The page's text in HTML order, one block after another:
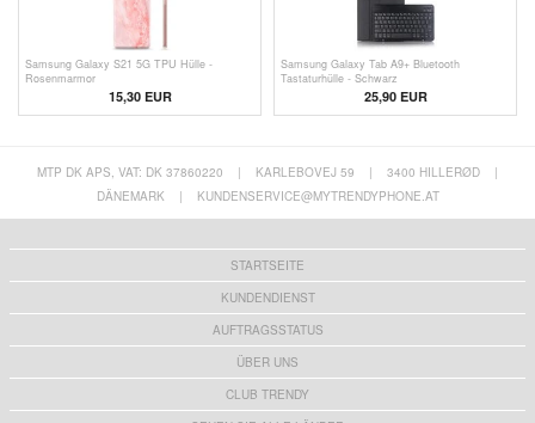
Samsung Galaxy S21 5G TPU Hülle -
Rosenmarmor
15,30 EUR
Samsung Galaxy Tab A9+ Bluetooth
Tastaturhülle - Schwarz
25,90 EUR
MTP DK APS, VAT: DK 37860220 | KARLEBOVEJ 59 | 3400 HILLERØD
|
DÄNEMARK
| KUNDENSERVICE@MYTRENDYPHONE.AT
STARTSEITE
KUNDENDIENST
AUFTRAGSSTATUS
ÜBER UNS
CLUB TRENDY